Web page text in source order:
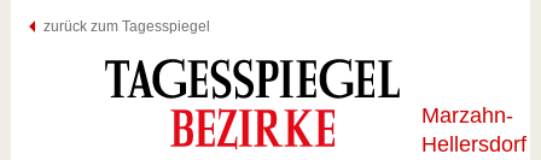
zurück zum Tagesspiegel
Marzahn-
Hellersdorf